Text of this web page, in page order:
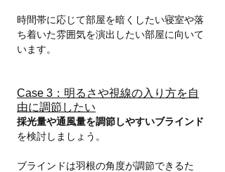
時間帯に応じて部屋を暗くしたい寝室や落
ち着いた雰囲気を演出したい部屋に向いて
います。
Case 3：明るさや視線の入り方を自
由に調節したい
採光量や通風量を調節しやすいブラインド
を検討しましょう。
ブラインドは羽根の角度が調節できるた